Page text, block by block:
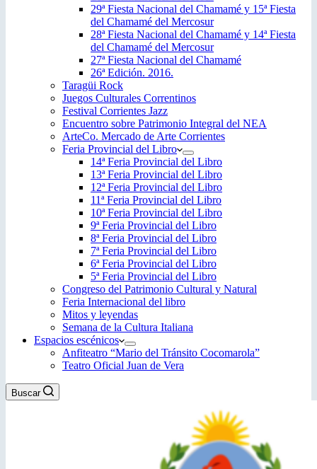
29ª Fiesta Nacional del Chamamé y 15ª Fiesta
del Chamamé del Mercosur
28ª Fiesta Nacional del Chamamé y 14ª Fiesta
del Chamamé del Mercosur
27ª Fiesta Nacional del Chamamé
26ª Edición. 2016.
Taragüi Rock
Juegos Culturales Correntinos
Festival Corrientes Jazz
Encuentro sobre Patrimonio Integral del NEA
ArteCo. Mercado de Arte Corrientes
Feria Provincial del Libro
14ª Feria Provincial del Libro
13ª Feria Provincial del Libro
12ª Feria Provincial del Libro
11ª Feria Provincial del Libro
10ª Feria Provincial del Libro
9ª Feria Provincial del Libro
8ª Feria Provincial del Libro
7ª Feria Provincial del Libro
6ª Feria Provincial del Libro
5ª Feria Provincial del Libro
Congreso del Patrimonio Cultural y Natural
Feria Internacional del libro
Mitos y leyendas
Semana de la Cultura Italiana
Espacios escénicos
Anfiteatro “Mario del Tránsito Cocomarola”
Teatro Oficial Juan de Vera
Buscar